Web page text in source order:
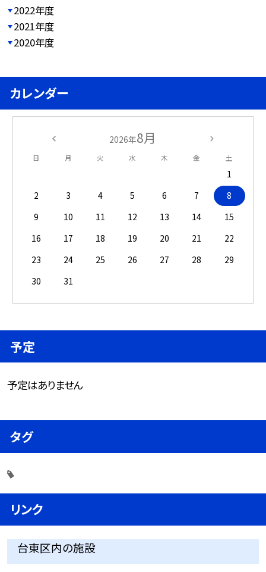
2022年度
2021年度
2020年度
カレンダー
2026年8月
日 月 火 水 木 金 土
1
2
3 4 5 6 7
8
9
10 11 12 13 14
15
16
17 18 19 20 21
22
23
24 25 26 27 28
29
30
31
予定
予定はありません
タグ
リンク
台東区内の施設